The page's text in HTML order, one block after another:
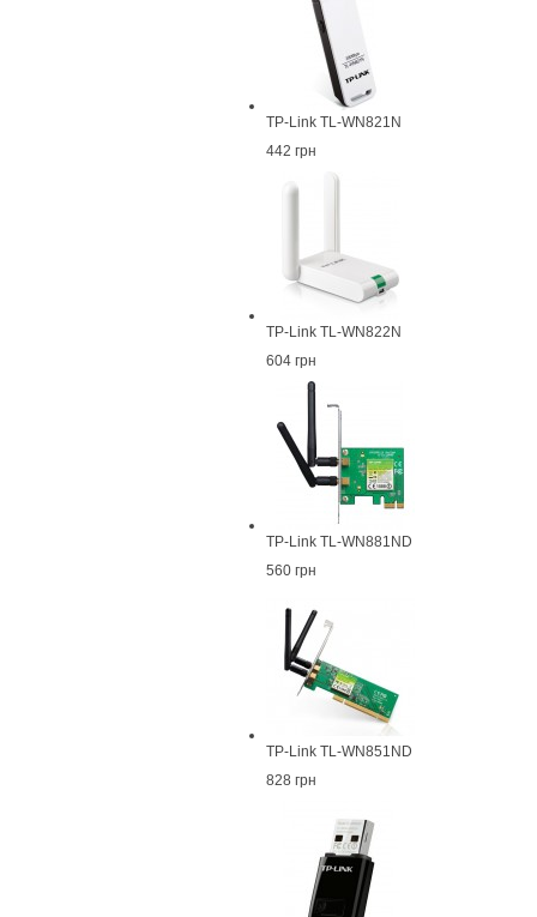
TP-Link TL-WN821N
442 грн
TP-Link TL-WN822N
604 грн
TP-Link TL-WN881ND
560 грн
TP-Link TL-WN851ND
828 грн